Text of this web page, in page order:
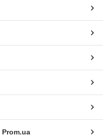
Prom.ua